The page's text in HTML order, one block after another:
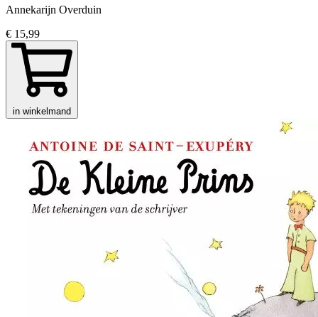
Annekarijn Overduin
€ 15,99
in winkelmand